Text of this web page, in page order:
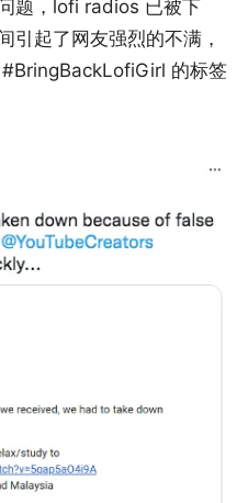
题，lofi radios 已被下
引起了网友强烈的不满，
的标签